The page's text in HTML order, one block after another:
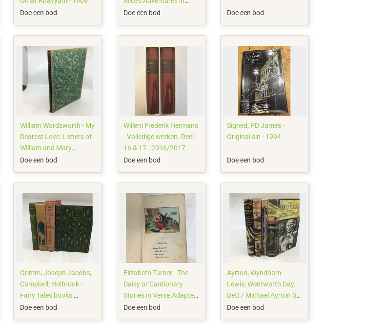
Doe een bod
Wonderland - 1910
Doe een bod Doe een bod
William Wordsworth - My
Dearest Love: Letters of
William and Mary
Wordsworth 1810
1981
Doe een bod
Willem Frederik Hermans
- Volledige werken. Deel
16 & 17 - 2016/2017
Doe een bod
Signed; PD James -
Original sin - 1994
Doe een bod
Grimm; Joseph Jacobs;
Campbell; Holbrook -
Fairy Tales books:
Grimm's Fairy Tales;
Doe een bod
Elizabeth Turner - The
Daisy or Cautionary
Stories in Verse.Adapted
to the Ideas of Children (
Doe een bod
Ayrton; Wyndham-
Lewis; Wentworth Day;
Bett / Michael Ayrton (ill)
- Ayrton designed
Doe een bod